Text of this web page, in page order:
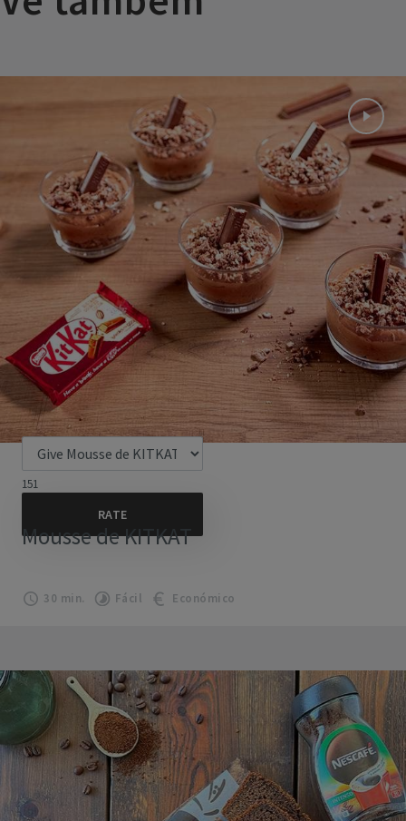
151
Mousse de KITKAT
30 min. Fácil Económico